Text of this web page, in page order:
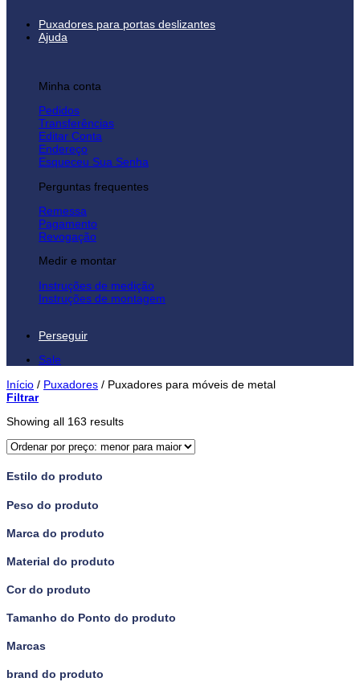
Puxadores para portas deslizantes
Ajuda
Minha conta
Pedidos
Transferências
Editar Conta
Endereço
Esqueceu Sua Senha
Perguntas frequentes
Remessa
Pagamento
Revogação
Medir e montar
Instruções de medição
Instruções de montagem
Perseguir
Sale
Início / Puxadores / Puxadores para móveis de metal
Filtrar
Showing all 163 results
Estilo do produto
Peso do produto
Marca do produto
Material do produto
Cor do produto
Tamanho do Ponto do produto
Marcas
brand do produto